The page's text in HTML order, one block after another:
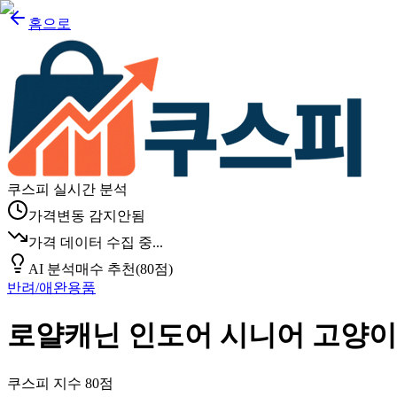
홈으로
쿠스피 실시간 분석
가격변동 감지안됨
가격 데이터 수집 중...
AI 분석매수 추천(80점)
반려/애완용품
로얄캐닌 인도어 시니어 고양
쿠스피 지수 80점